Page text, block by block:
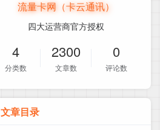
流量卡网（卡云通讯）
四大运营商官方授权
4
分类数
2300
文章数
0
评论数
文章目录